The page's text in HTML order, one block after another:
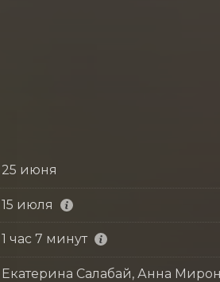
25 июня
15 июля
1 час 7 минут
Екатерина Салабай, Анна